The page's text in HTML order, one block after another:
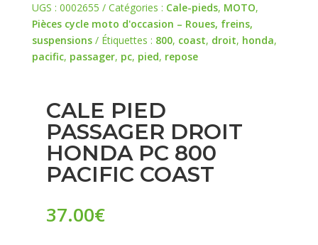
UGS : 0002655 Catégories : Cale-pieds, MOTO,
Pièces cycle moto d'occasion – Roues, freins,
suspensions
Étiquettes : 800, coast, droit, honda,
pacific, passager, pc, pied, repose
CALE PIED
PASSAGER DROIT
HONDA PC 800
PACIFIC COAST
37.00€